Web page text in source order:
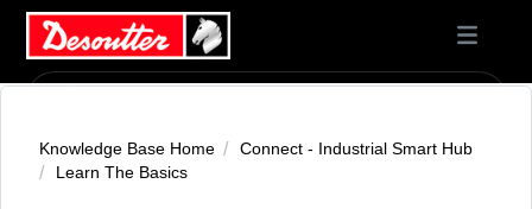
Knowledge Base Home
Connect - Industrial Smart Hub
Learn The Basics